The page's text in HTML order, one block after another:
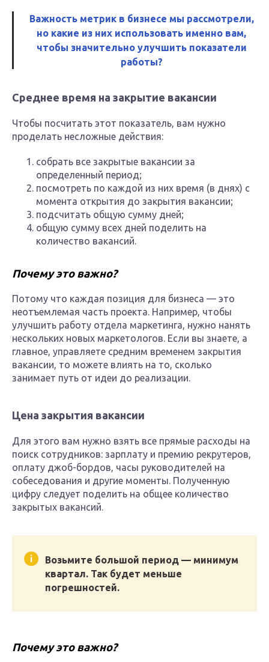
Важность метрик в бизнесе мы рассмотрели,
но какие из них использовать именно вам,
чтобы значительно улучшить показатели
работы?
Среднее время на закрытие вакансии
Чтобы посчитать этот показатель, вам нужно
проделать несложные действия:
собрать все закрытые вакансии за
определенный период;
посмотреть по каждой из них время (в днях) с
момента открытия до закрытия вакансии;
подсчитать общую сумму дней;
общую сумму всех дней поделить на
количество вакансий.
Почему это важно?
Потому что каждая позиция для бизнеса — это
неотъемлемая часть проекта. Например, чтобы
улучшить работу отдела маркетинга, нужно нанять
нескольких новых маркетологов. Если вы знаете, а
главное, управляете средним временем закрытия
вакансии, то можете влиять на то, сколько
занимает путь от идеи до реализации.
Цена закрытия вакансии
Для этого вам нужно взять все прямые расходы на
поиск сотрудников: зарплату и премию рекрутеров,
оплату джоб-бордов, часы руководителей на
собеседования и другие моменты. Полученную
цифру следует поделить на общее количество
закрытых вакансий.
Возьмите большой период — минимум
квартал. Так будет меньше
погрешностей.
Почему это важно?